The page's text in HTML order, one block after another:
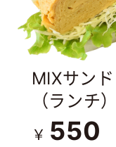
MIXサンド
（ランチ）
￥ 550